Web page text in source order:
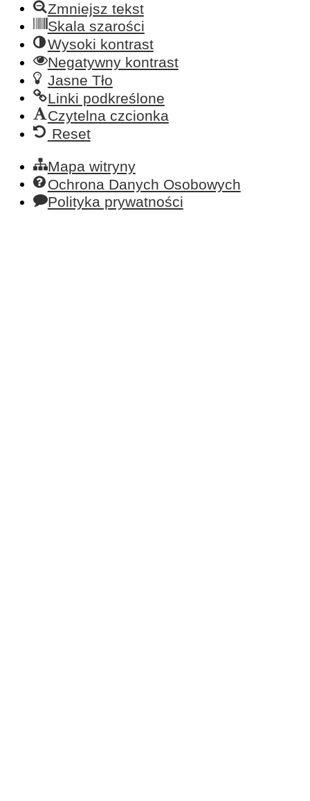
Zmniejsz tekst
Skala szarości
Wysoki kontrast
Negatywny kontrast
Jasne Tło
Linki podkreślone
Czytelna czcionka
Reset
Mapa witryny
Ochrona Danych Osobowych
Polityka prywatności